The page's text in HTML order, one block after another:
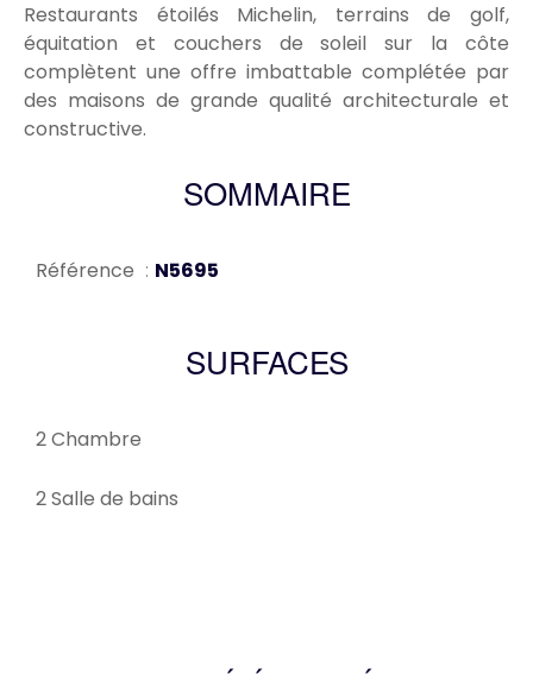
Restaurants étoilés Michelin, terrains de golf,
équitation et couchers de soleil sur la côte
complètent une offre imbattable complétée par
des maisons de grande qualité architecturale et
constructive.
SOMMAIRE
Référence N5695
SURFACES
2 Chambre
2 Salle de bains